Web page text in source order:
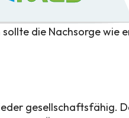
die Nachsorge wie
gesellschaftsfähig.